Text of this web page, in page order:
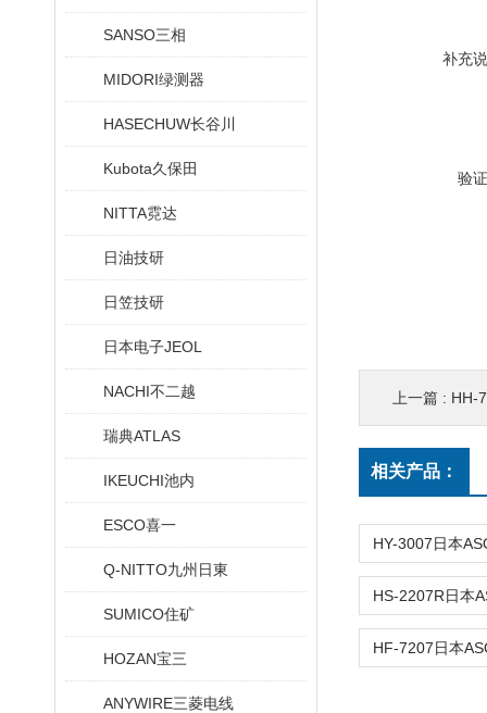
SANSO三相
MIDORI绿测器
HASECHUW长谷川
Kubota久保田
NITTA霓达
日油技研
日笠技研
日本电子JEOL
NACHI不二越
瑞典ATLAS
IKEUCHI池内
ESCO喜一
Q-NITTO九州日東
SUMICO住矿
HOZAN宝三
ANYWIRE三菱电线
补充
验
上一篇 : HH-
相关产品：